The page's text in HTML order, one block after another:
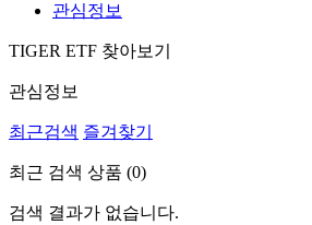
관심정보
TIGER ETF 찾아보기
관심정보
최근검색 즐겨찾기
최근 검색 상품 (0)
검색 결과가 없습니다.